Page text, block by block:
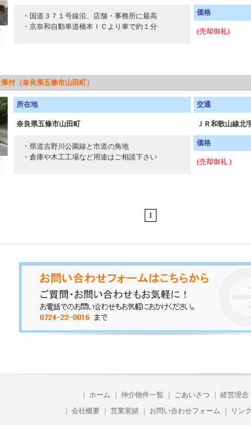
・国道３７１号線沿、店舗・事務所に最高
・京奈和自動車道橋本ＩＣより車で約１分
価格
(売却御礼)
庫付（奈良県五條市山田町）
所在地
奈良県五條市山田町
・県道吉野川公園線と市道の角地
・倉庫や木工工場など用途はご相談下さい
交通
ＪＲ和歌山線北
価格
(売却御礼 )
1
ホーム 仲介物件一覧 ごあいさつ 経営理念
会社概要 営業実績 お問い合わせフォーム リン